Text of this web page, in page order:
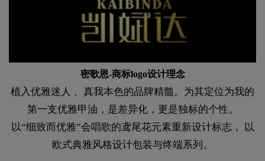
密歌恩-商标logo设计理念
植入优雅迷人 、真我本色的品牌精髓。为其定位为我的
第一支优雅甲油，是差异化，更是独标的个性。
以“细致而优雅”会唱歌的鸢尾花元素重新设计标志， 以
欧式典雅风格设计包装与终端系列。